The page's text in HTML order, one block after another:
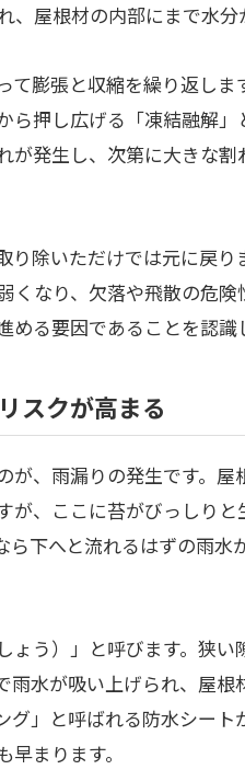
屋根材の内部にまで水分
膨張と収縮を繰り返しま
押し広げる「凍結融解」
が発生し、次第に大きな
り除いただけでは元に戻
くなり、欠落や飛散の危
る要因であることを認識
スクが高まる
が、雨漏りの発生です。
、ここに苔がびっしりと
下へと流れるはずの雨水
ょう）」と呼びます。狭
水が吸い上げられ、屋根
グ」と呼ばれる防水シー
まります。